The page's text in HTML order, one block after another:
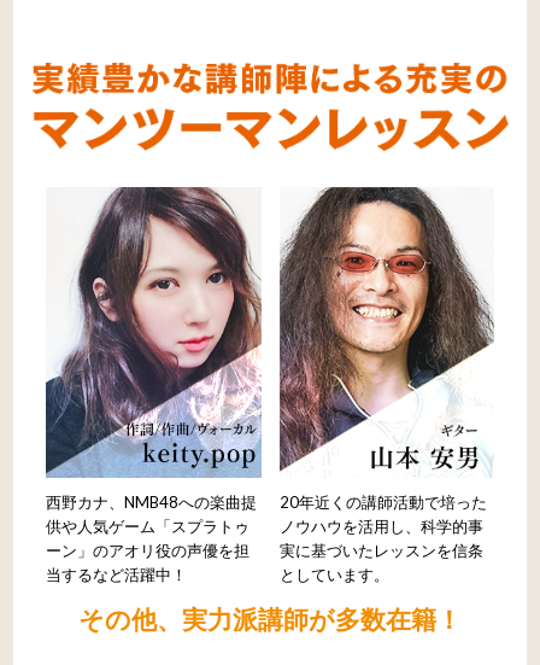
西野カナ、NMB48への楽曲提
供や人気ゲーム「スプラトゥ
ーン」のアオリ役の声優を担
当するなど活躍中！
20年近くの講師活動で培った
ノウハウを活用し、科学的事
実に基づいたレッスンを信条
としています。
その他、実力派講師が多数在籍！